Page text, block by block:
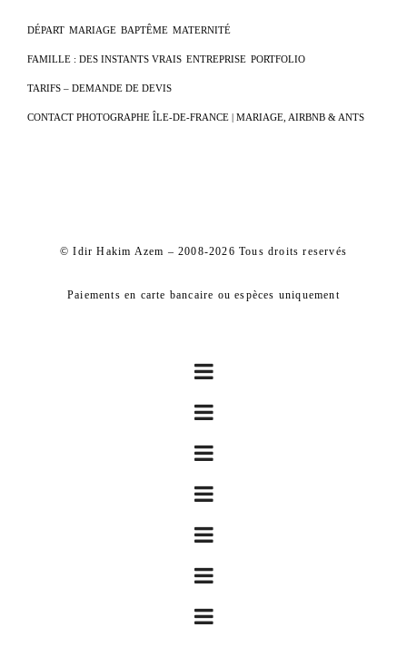
DÉPART MARIAGE BAPTÊME MATERNITÉ
FAMILLE : DES INSTANTS VRAIS ENTREPRISE PORTFOLIO
TARIFS – DEMANDE DE DEVIS
CONTACT PHOTOGRAPHE ÎLE-DE-FRANCE | MARIAGE, AIRBNB & ANTS
© Idir Hakim Azem – 2008-2026 Tous droits reservés
Paiements en carte bancaire ou espèces uniquement